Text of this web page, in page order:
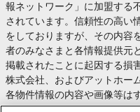
報ネットワーク」に加盟する
されています。信頼性の高い
をしておりますが、その内容
者のみなさまと各情報提供元
掲載されたことに起因する損
株式会社、およびアットホー
各物件情報の内容や画像等は
す。